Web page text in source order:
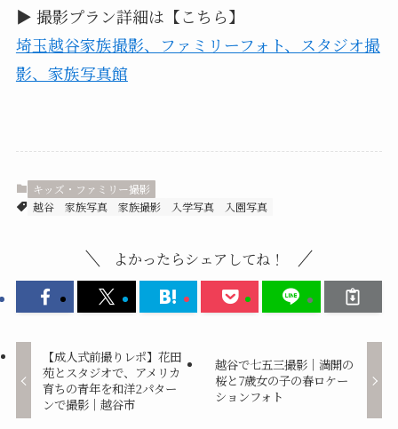
▶︎ 撮影プラン詳細は【こちら】
埼玉越谷家族撮影、ファミリーフォト、スタジオ撮
影、家族写真館
キッズ・ファミリー撮影
越谷
家族写真 家族撮影 入学写真 入園写真
よかったらシェアしてね！
【成人式前撮りレポ】花田
苑とスタジオで、アメリカ
育ちの青年を和洋2パター
ンで撮影｜越谷市
越谷で七五三撮影｜満開の
桜と7歳女の子の春ロケー
ションフォト